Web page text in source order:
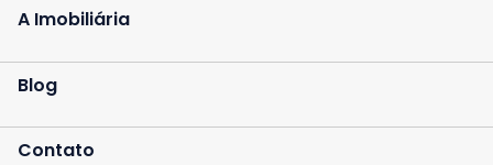
A Imobiliária
Blog
Contato